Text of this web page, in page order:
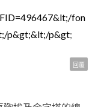
fon
p&gt;&lt;/p&gt;
回覆